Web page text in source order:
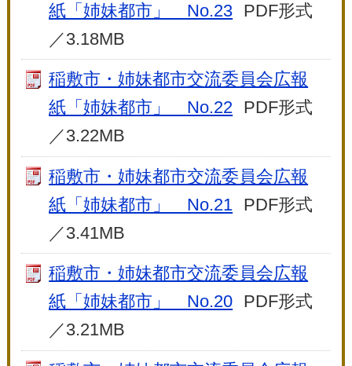
紙「姉妹都市」 No.23 PDF形式
／3.18MB
稲敷市・姉妹都市交流委員会広報
紙「姉妹都市」 No.22 PDF形式
／3.22MB
稲敷市・姉妹都市交流委員会広報
紙「姉妹都市」 No.21 PDF形式
／3.41MB
稲敷市・姉妹都市交流委員会広報
紙「姉妹都市」 No.20 PDF形式
／3.21MB